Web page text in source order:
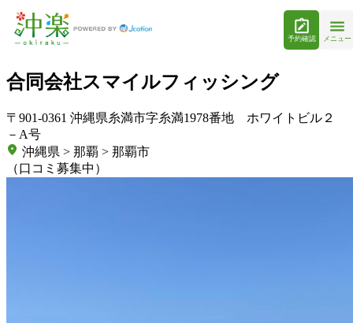
予約確認 メニュー
合同会社スマイルフィッシング
〒901-0361 沖縄県糸満市字糸満1978番地 ホワイトビル２
－A号
沖縄県 > 那覇 > 那覇市
（口コミ募集中）